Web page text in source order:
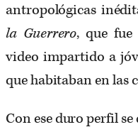
antropológicas
la Guerrero, que
video impartido a
que habitaban en las
Con ese duro perfil